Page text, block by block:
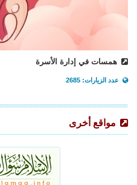
همسات في إدارة الأسرة
عدد الزيارات: 2685
مواقع أخرى